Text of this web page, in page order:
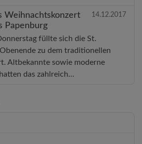
Weihnachtskonzert
Papenburg
14.12.2017
füllte sich die St.
zu dem traditionellen
Altbekannte sowie moderne
das zahlreich…